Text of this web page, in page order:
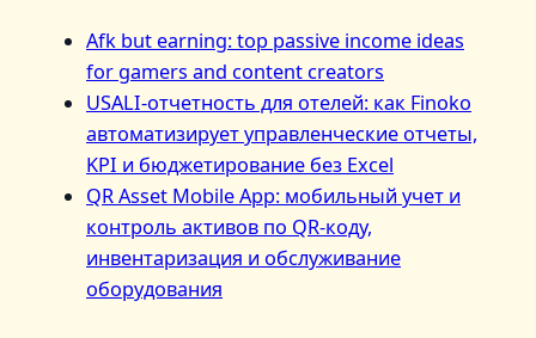
Afk but earning: top passive income ideas
for gamers and content creators
USALI-отчетность для отелей: как Finoko
автоматизирует управленческие отчеты,
KPI и бюджетирование без Excel
QR Asset Mobile App: мобильный учет и
контроль активов по QR‑коду,
инвентаризация и обслуживание
оборудования